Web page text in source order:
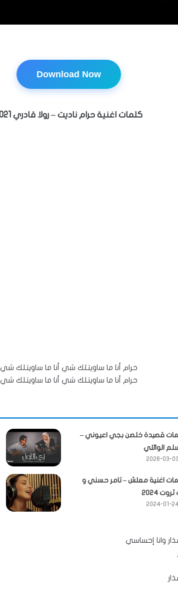
Download Now
كلمات اغنية حرام ناديت – رولا قادري 2021
حرام أنا ما ساويتلك شي أنا ما ساويتلك شي
حرام أنا ما ساويتلك شي أنا ما ساويتلك شي
قصيدة خلصن بجي اعيوني –
الوائلي
2026-03-03
اغنية معلش – تامر حسني و
2024
2024-01-24
وانا إحساسي